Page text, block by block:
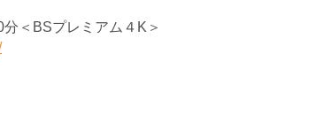
＜BSプレミアム４K＞